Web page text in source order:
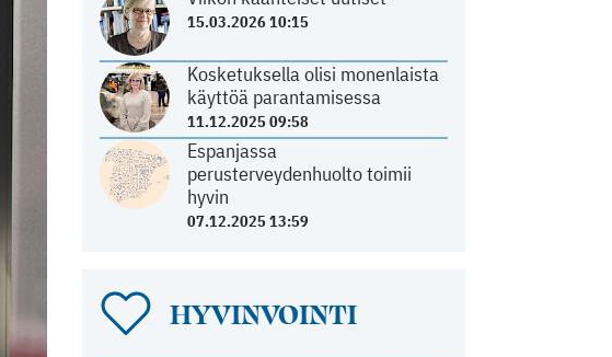
15.03.2026 10:15
Kosketuksella olisi monenlaista
käyttöä parantamisessa
11.12.2025 09:58
Espanjassa
perusterveydenhuolto toimii
hyvin
07.12.2025 13:59
HYVINVOINTI